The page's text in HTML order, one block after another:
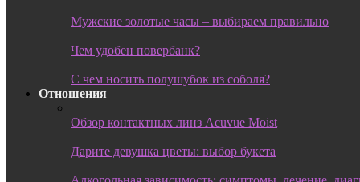
Мужские золотые часы – выбираем правильно
Чем удобен повербанк?
С чем носить полушубок из соболя?
Отношения
Обзор контактных линз Acuvue Moist
Дарите девушка цветы: выбор букета